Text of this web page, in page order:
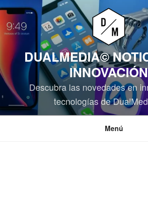
Saltar
contenido
DUALMEDIA©
INNOVACIÓN
Descubra las novedades en
tecnologías de
Menú